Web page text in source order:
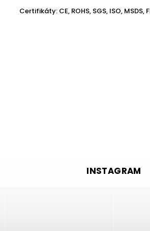
Certifikáty: CE, ROHS, SGS, ISO, MSDS,
INSTAGRAM